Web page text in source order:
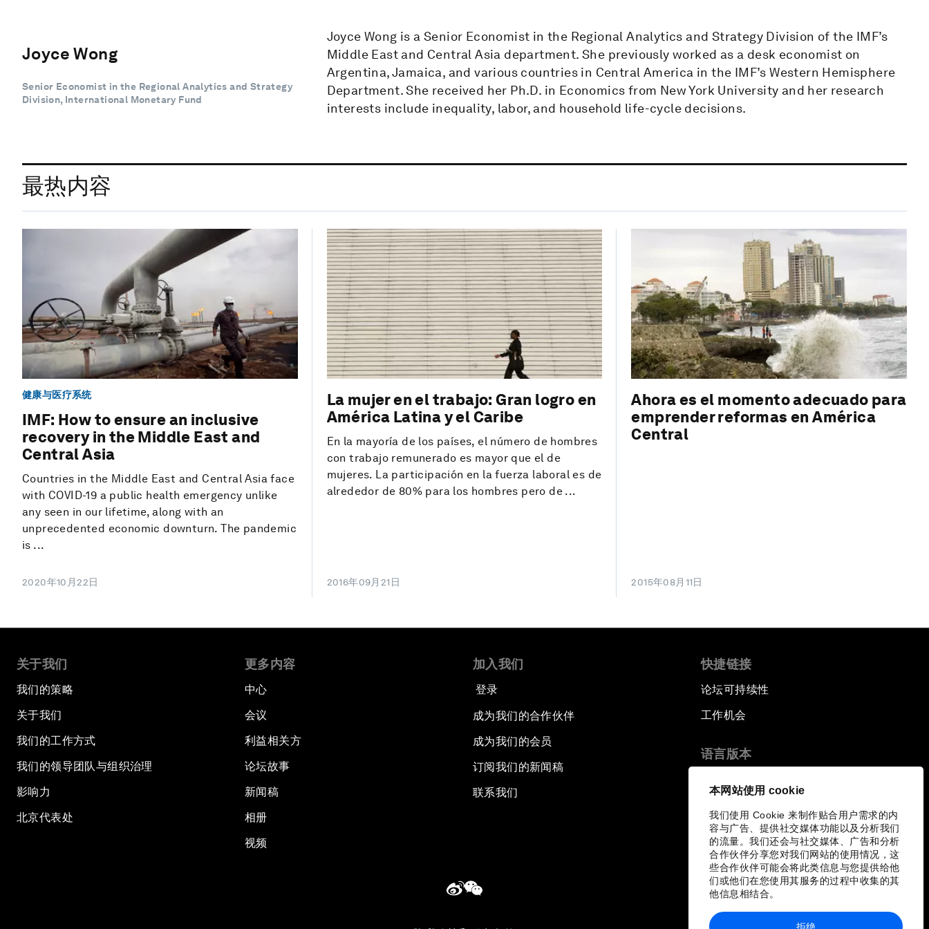
本网站使用 cookie
我们使用 Cookie 来制作贴合用户需求的内
容与广告、提供社交媒体功能以及分析我们
的流量。我们还会与社交媒体、广告和分析
合作伙伴分享您对我们网站的使用情况，这
些合作伙伴可能会将此类信息与您提供给他
们或他们在您使用其服务的过程中收集的其
他信息相结合。
拒绝
Joyce Wong
Senior Economist in the Regional Analytics and Strategy
Division, International Monetary Fund
Joyce Wong is a Senior Economist in the Regional Analytics and Strategy Division of the IMF’s
Middle East and Central Asia department. She previously worked as a desk economist on
Argentina, Jamaica, and various countries in Central America in the IMF’s Western Hemisphere
Department. She received her Ph.D. in Economics from New York University and her research
interests include inequality, labor, and household life-cycle decisions.
最热内容
健康与医疗系统
IMF: How to ensure an inclusive
recovery in the Middle East and
Central Asia
Countries in the Middle East and Central Asia face
with COVID-19 a public health emergency unlike
any seen in our lifetime, along with an
unprecedented economic downturn. The pandemic
is ...
2020年10月22日
La mujer en el trabajo: Gran logro en
América Latina y el Caribe
En la mayoría de los países, el número de hombres
con trabajo remunerado es mayor que el de
mujeres. La participación en la fuerza laboral es de
alrededor de 80% para los hombres pero de ...
2016年09月21日
Ahora es el momento adecuado para
emprender reformas en América
Central
2015年08月11日
关于我们
我们的策略
关于我们
我们的工作方式
我们的领导团队与组织治理
影响力
北京代表处
更多内容
中心
会议
利益相关方
论坛故事
新闻稿
相册
视频
加入我们
登录
成为我们的合作伙伴
成为我们的会员
订阅我们的新闻稿
联系我们
快捷链接
论坛可持续性
工作机会
语言版本